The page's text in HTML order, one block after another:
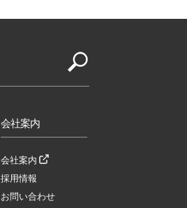
会社案内
会社案内
採用情報
お問い合わせ